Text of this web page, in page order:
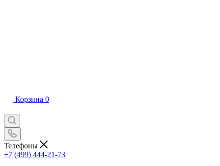
Корзина 0
Телефоны
+7 (499) 444-21-73